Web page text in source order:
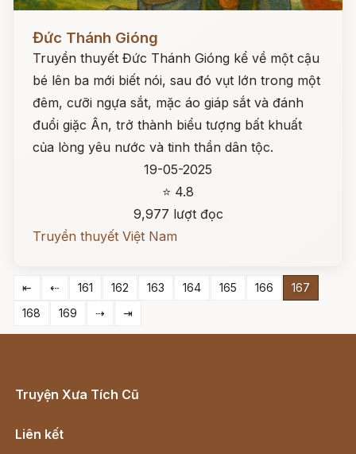
Đức Thánh Gióng
Truyền thuyết Đức Thánh Gióng kể về một cậu
bé lên ba mới biết nói, sau đó vụt lớn trong một
đêm, cưỡi ngựa sắt, mặc áo giáp sắt và đánh
đuổi giặc Ân, trở thành biểu tượng bất khuất
của lòng yêu nước và tinh thần dân tộc.
19-05-2025
⭐ 4.8
9,977 lượt đọc
Truyền thuyết Việt Nam
⇤ ⇠ 161 162 163 164 165 166
167
168
169 ⇢ ⇥
Truyện Xưa Tích Cũ
Liên kết